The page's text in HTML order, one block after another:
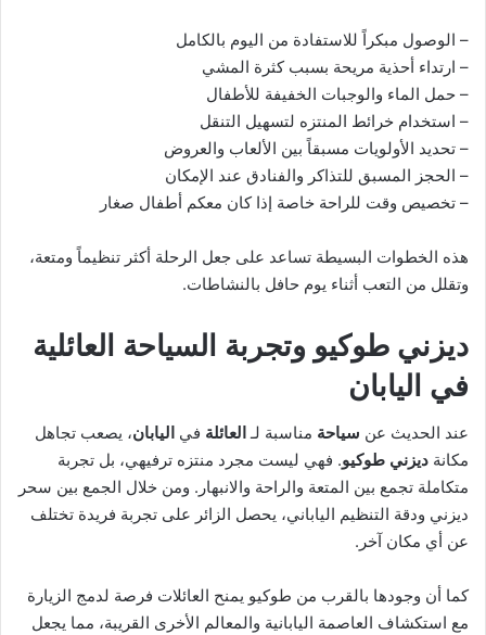
– الوصول مبكراً للاستفادة من اليوم بالكامل
– ارتداء أحذية مريحة بسبب كثرة المشي
– حمل الماء والوجبات الخفيفة للأطفال
– استخدام خرائط المنتزه لتسهيل التنقل
– تحديد الأولويات مسبقاً بين الألعاب والعروض
– الحجز المسبق للتذاكر والفنادق عند الإمكان
– تخصيص وقت للراحة خاصة إذا كان معكم أطفال صغار
هذه الخطوات البسيطة تساعد على جعل الرحلة أكثر تنظيماً ومتعة،
وتقلل من التعب أثناء يوم حافل بالنشاطات.
ديزني طوكيو وتجربة السياحة العائلية
في اليابان
عند الحديث عن سياحة مناسبة لـالعائلة في اليابان، يصعب تجاهل
مكانة ديزني طوكيو. فهي ليست مجرد منتزه ترفيهي، بل تجربة
متكاملة تجمع بين المتعة والراحة والانبهار. ومن خلال الجمع بين سحر
ديزني ودقة التنظيم الياباني، يحصل الزائر على تجربة فريدة تختلف
عن أي مكان آخر.
كما أن وجودها بالقرب من طوكيو يمنح العائلات فرصة لدمج الزيارة
مع استكشاف العاصمة اليابانية والمعالم الأخرى القريبة، مما يجعل